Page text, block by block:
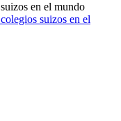
en el mundo
suizos en el